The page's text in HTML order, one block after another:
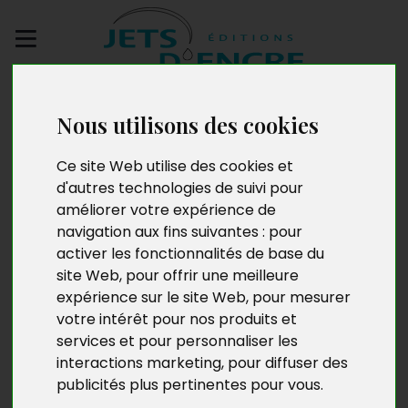
Nous utilisons des cookies
Ce site Web utilise des cookies et
d'autres technologies de suivi pour
améliorer votre expérience de
navigation aux fins suivantes : pour
activer les fonctionnalités de base du
site Web, pour offrir une meilleure
expérience sur le site Web, pour mesurer
votre intérêt pour nos produits et
services et pour personnaliser les
interactions marketing, pour diffuser des
publicités plus pertinentes pour vous.
manuscrit
Patrick Guédon
Né à Brest, Patrick Guédon a passé une grande partie
de son enfance à Gâvres, petite commune de bord de
mer face à Lorient (Morbihan). Après avoir fait ses
études dans « la ville aux cinq ports », il a, au retour de
son service militaire, intégré par le plus grand des
hasards le monde enseignant en 1974. Il enseigne
depuis la technologie dans un des lycées de Lorient.